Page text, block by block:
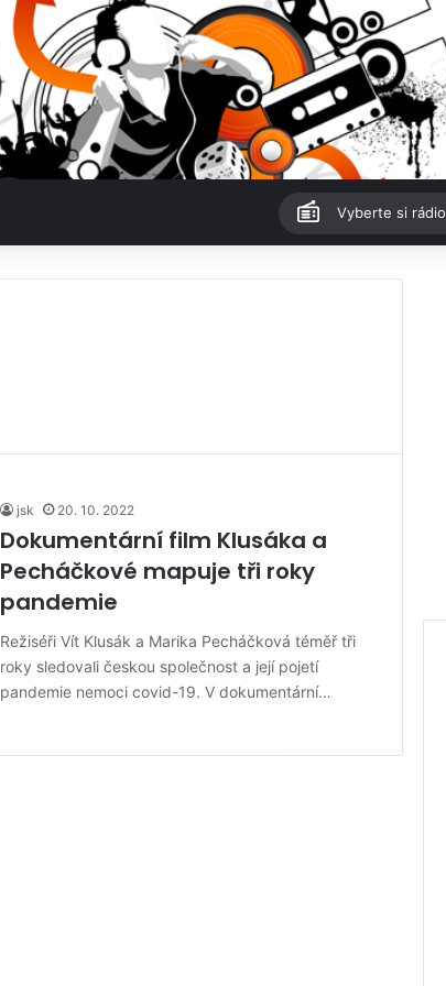
Vyberte si rádio
jsk 20. 10. 2022
Dokumentární film Klusáka a
Pecháčkové mapuje tři roky
pandemie
Režiséři Vít Klusák a Marika Pecháčková téměř tři
roky sledovali českou společnost a její pojetí
pandemie nemoci covid-19. V dokumentární…